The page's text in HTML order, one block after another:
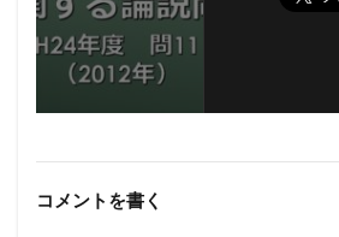
コメントを書く